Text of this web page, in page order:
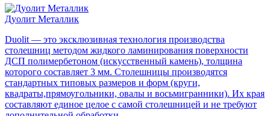
Дуолит Металлик
Duolit — это эксклюзивная технология производства
столешниц методом жидкого ламинирования поверхности
ДСП полимербетоном (искусственный камень), толщина
которого составляет 3 мм. Столешницы производятся
стандартных типовых размеров и форм (круги,
квадраты,прямоугольники, овалы и восьмигранники). Их края
составляют единое целое с самой столешницей и не требуют